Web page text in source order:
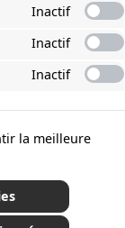
les éventuels frais de
Inactif
Inactif
Inactif
la meilleure